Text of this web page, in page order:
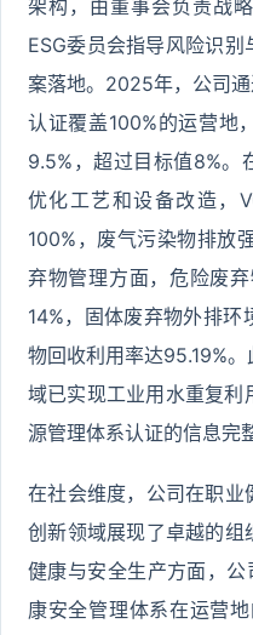
架构，由董事会负责战
ESG委员会指导风险识
案落地。2025年，公司
认证覆盖100%的运营地
9.5%，超过目标值8%。
优化工艺和设备改造，
100%，废气污染物排放
弃物管理方面，危险废
14%，固体废弃物外排
物回收利用率达95.19%
域已实现工业用水重复利
源管理体系认证的信息完
在社会维度，公司在职业
创新领域展现了卓越的组
健康与安全生产方面，
康安全管理体系在运营